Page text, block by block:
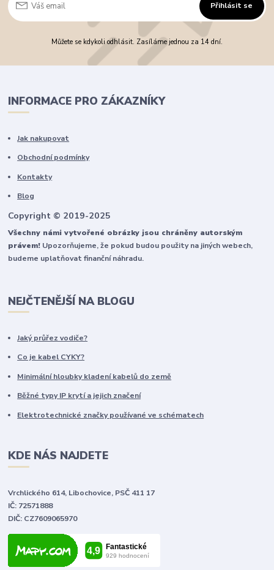
Přihlásit se
Můžete se kdykoli odhlásit. Zasíláme jednou za 14 dní.
INFORMACE PRO ZÁKAZNÍKY
Jak nakupovat
Obchodní podmínky
Kontakty
Blog
Copyright © 2019-2025
Všechny námi vytvořené obrázky jsou chráněny autorským
právem! Upozorňujeme, že pokud budou použity na jiných webech,
budeme uplatňovat finanční náhradu.
NEJČTENĚJŠÍ NA BLOGU
Jaký průřez vodiče?
Co je kabel CYKY?
Minimální hloubky kladení kabelů do země
Běžné typy IP krytí a jejich značení
Elektrotechnické značky používané ve schématech
KDE NÁS NAJDETE
Vrchlického 614, Libochovice, PSČ 411 17
IČ: 72571888
DIČ: CZ7609065970